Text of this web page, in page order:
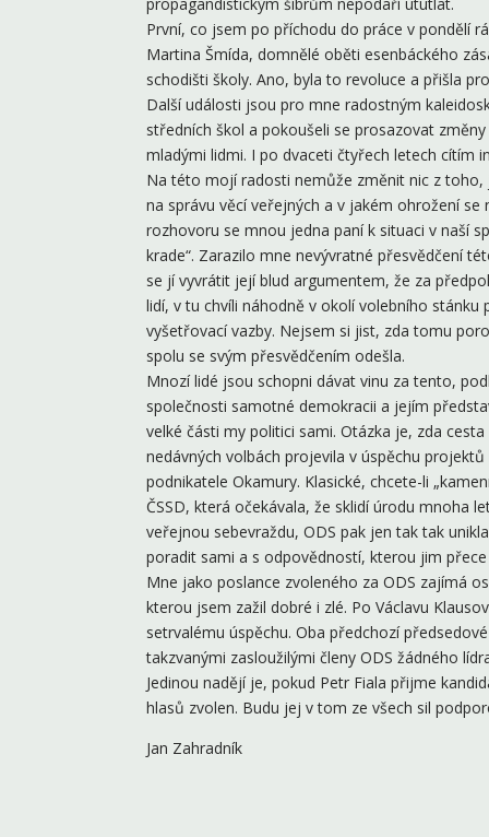
První, co jsem po příchodu do práce v pondělí
Martina Šmída, domnělé oběti esenbáckého
schodišti školy. Ano, byla to revoluce a přišla
Další události jsou pro mne radostným
středních škol a pokoušeli se prosazovat
mladými lidmi. I po dvaceti čtyřech letech cítím
Na této mojí radosti nemůže změnit nic z toho,
na správu věcí veřejných a v jakém ohrožení
rozhovoru se mnou jedna paní k situaci v naší
krade“. Zarazilo mne nevývratné přesvědčení
se jí vyvrátit její blud argumentem, že za
lidí, v tu chvíli náhodně v okolí volebního
vyšetřovací vazby. Nejsem si jist, zda tomu
spolu se svým přesvědčením odešla.
Mnozí lidé jsou schopni dávat vinu za tento,
společnosti samotné demokracii a jejím
velké části my politici sami. Otázka je, zda
nedávných volbách projevila v úspěchu
podnikatele Okamury. Klasické, chcete-li
ČSSD, která očekávala, že sklidí úrodu mnoha
veřejnou sebevraždu, ODS pak jen tak tak
poradit sami a s odpovědností, kterou jim
Mne jako poslance zvoleného za ODS zajímá
kterou jsem zažil dobré i zlé. Po Václavu
setrvalému úspěchu. Oba předchozí
takzvanými zasloužilými členy ODS žádného
Jedinou nadějí je, pokud Petr Fiala přijme
hlasů zvolen. Budu jej v tom ze všech sil
Jan Zahradník